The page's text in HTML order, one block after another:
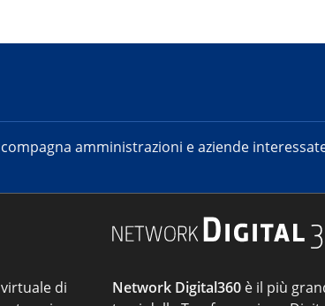
amministrazioni e aziende
di
Network Digital360 è il più